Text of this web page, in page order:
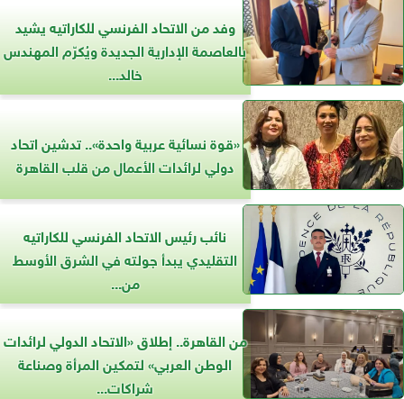
وفد من الاتحاد الفرنسي للكاراتيه يشيد
بالعاصمة الإدارية الجديدة ويُكرّم المهندس
خالد...
«قوة نسائية عربية واحدة».. تدشين اتحاد
دولي لرائدات الأعمال من قلب القاهرة
نائب رئيس الاتحاد الفرنسي للكاراتيه
التقليدي يبدأ جولته في الشرق الأوسط
من...
من القاهرة.. إطلاق «الاتحاد الدولي لرائدات
الوطن العربي» لتمكين المرأة وصناعة
شراكات...